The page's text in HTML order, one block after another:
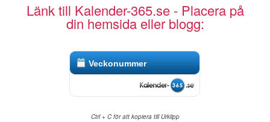
Länk till Kalender-365.se - Placera på
din hemsida eller blogg:
Veckonummer
Ctrl + C för att kopiera till Urklipp